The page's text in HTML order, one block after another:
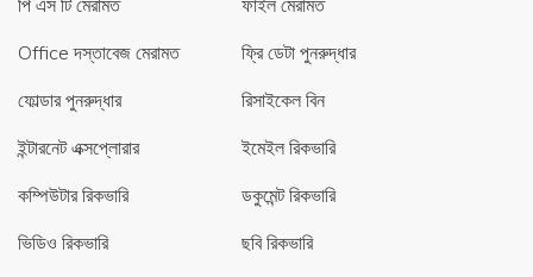
পি এস টি মেরামত
ফাইল মেরামত
Office দস্তাবেজ মেরামত
ফ্রি ডেটা পুনরুদ্ধার
ফোল্ডার পুনরুদ্ধার
রিসাইকেল বিন
ইন্টারনেট এক্সপ্লোরার
ইমেইল রিকভারি
কম্পিউটার রিকভারি
ডকুমেন্ট রিকভারি
ভিডিও রিকভারি
ছবি রিকভারি